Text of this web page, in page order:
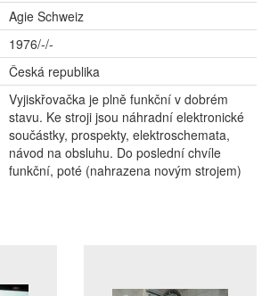
Agie Schweiz
1976/-/-
Česká republika
Vyjiskřovačka je plně funkční v dobrém
stavu. Ke stroji jsou náhradní elektronické
součástky, prospekty, elektroschemata,
návod na obsluhu. Do poslední chvíle
funkční, poté (nahrazena novým strojem)